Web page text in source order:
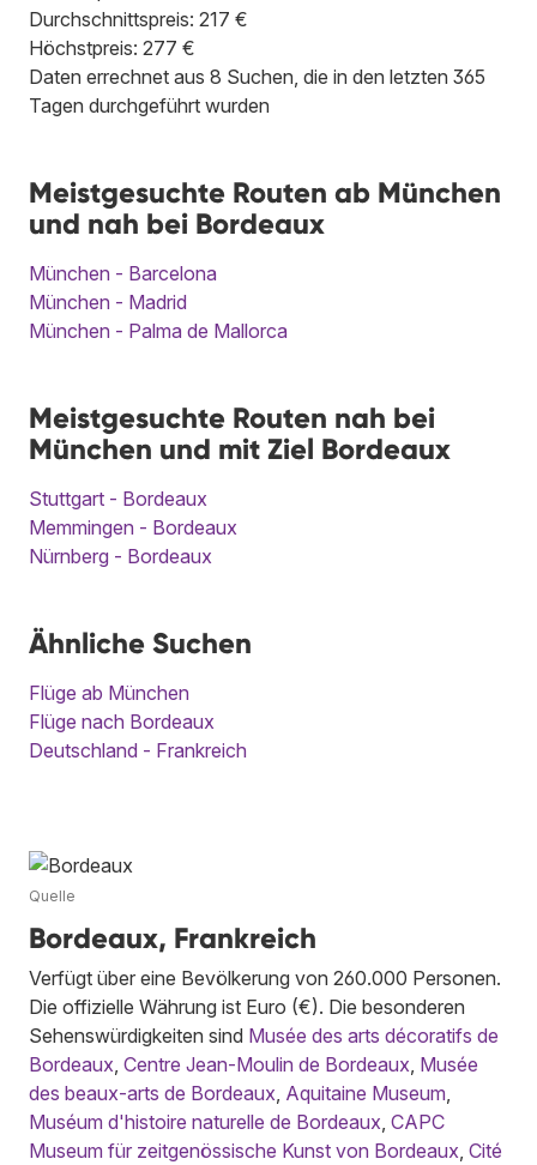
Durchschnittspreis: 217 €
Höchstpreis: 277 €
Daten errechnet aus 8 Suchen, die in den letzten 365
Tagen durchgeführt wurden
Meistgesuchte Routen ab München
und nah bei Bordeaux
München - Barcelona
München - Madrid
München - Palma de Mallorca
Meistgesuchte Routen nah bei
München und mit Ziel Bordeaux
Stuttgart - Bordeaux
Memmingen - Bordeaux
Nürnberg - Bordeaux
Ähnliche Suchen
Flüge ab München
Flüge nach Bordeaux
Deutschland - Frankreich
Quelle
Bordeaux, Frankreich
Verfügt über eine Bevölkerung von 260.000 Personen.
Die offizielle Währung ist Euro (€). Die besonderen
Sehenswürdigkeiten sind Musée des arts décoratifs de
Bordeaux, Centre Jean-Moulin de Bordeaux, Musée
des beaux-arts de Bordeaux, Aquitaine Museum,
Muséum d'histoire naturelle de Bordeaux, CAPC
Museum für zeitgenössische Kunst von Bordeaux, Cité